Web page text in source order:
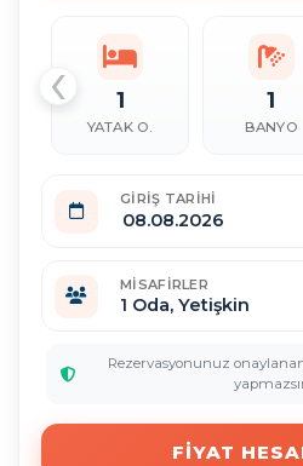
1
YATAK O.
1
BANYO
‹
GIRIŞ TARIHI
MISAFIRLER
1 Oda, Yetişkin
Rezervasyonunuz
FIYAT